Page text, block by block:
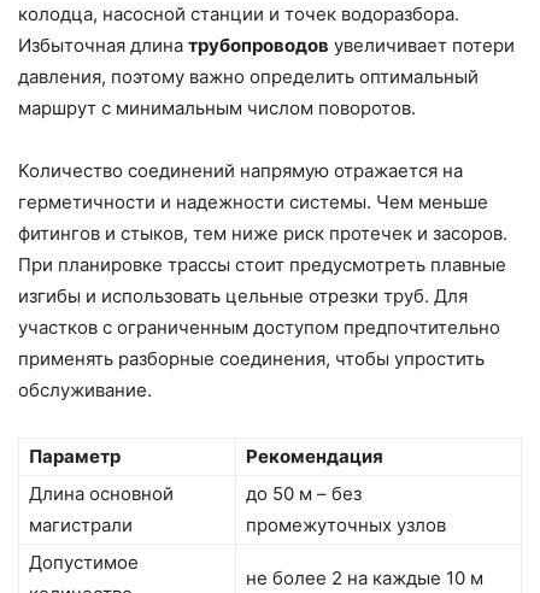
колодца, насосной станции и точек водоразбора.
Избыточная длина трубопроводов увеличивает потери
давления, поэтому важно определить оптимальный
маршрут с минимальным числом поворотов.
Количество соединений напрямую отражается на
герметичности и надежности системы. Чем меньше
фитингов и стыков, тем ниже риск протечек и засоров.
При планировке трассы стоит предусмотреть плавные
изгибы и использовать цельные отрезки труб. Для
участков с ограниченным доступом предпочтительно
применять разборные соединения, чтобы упростить
обслуживание.
Параметр
Рекомендация
Длина основной
магистрали
до 50 м – без
промежуточных узлов
Допустимое
не более 2 на каждые 10 м